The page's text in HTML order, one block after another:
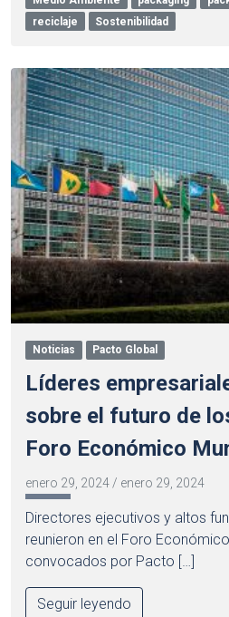
reciclaje
Sostenibilidad
Noticias Pacto Global
Líderes
sobre el futuro de
Foro Económico
enero 29, 2024/ enero 29, 2024
Directores ejecutivos y altos
reunieron en el Foro
convocados por Pacto […]
Seguir leyendo